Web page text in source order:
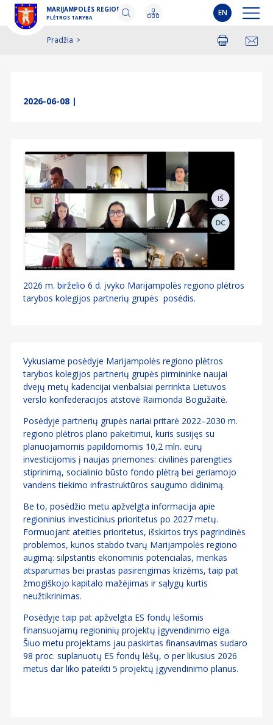
MARIJAMPOLĖS REGIONO
PLĖTROS TARYBA EN
Pradžia > SpausdintiPasidalinti
2026-06-08 |
2026 m. birželio 6 d. įvyko Marijampolės regiono plėtros
tarybos kolegijos partnerių grupės posėdis.
Vykusiame posėdyje Marijampolės regiono plėtros
tarybos kolegijos partnerių grupės pirmininke naujai
dvejų metų kadencijai vienbalsiai perrinkta Lietuvos
verslo konfederacijos atstovė Raimonda Bogužaitė.
Posėdyje partnerių grupės nariai pritarė 2022–2030 m.
regiono plėtros plano pakeitimui, kuris susijęs su
planuojamomis papildomomis 10,2 mln. eurų
investicijomis į naujas priemones: civilinės parengties
stiprinimą, socialinio būsto fondo plėtrą bei geriamojo
vandens tiekimo infrastruktūros saugumo didinimą.
Be to, posėdžio metu apžvelgta informacija apie
regioninius investicinius prioritetus po 2027 metų.
Formuojant ateities prioritetus, išskirtos trys pagrindinės
problemos, kurios stabdo tvarų Marijampolės regiono
augimą: silpstantis ekonominis potencialas, menkas
atsparumas bei prastas pasirengimas krizėms, taip pat
žmogiškojo kapitalo mažėjimas ir sąlygų kurtis
neužtikrinimas.
Posėdyje taip pat apžvelgta ES fondų lėšomis
finansuojamų regioninių projektų įgyvendinimo eiga.
Šiuo metu projektams jau paskirtas finansavimas sudaro
98 proc. suplanuotų ES fondų lėšų, o per likusius 2026
metus dar liko pateikti 5 projektų įgyvendinimo planus.